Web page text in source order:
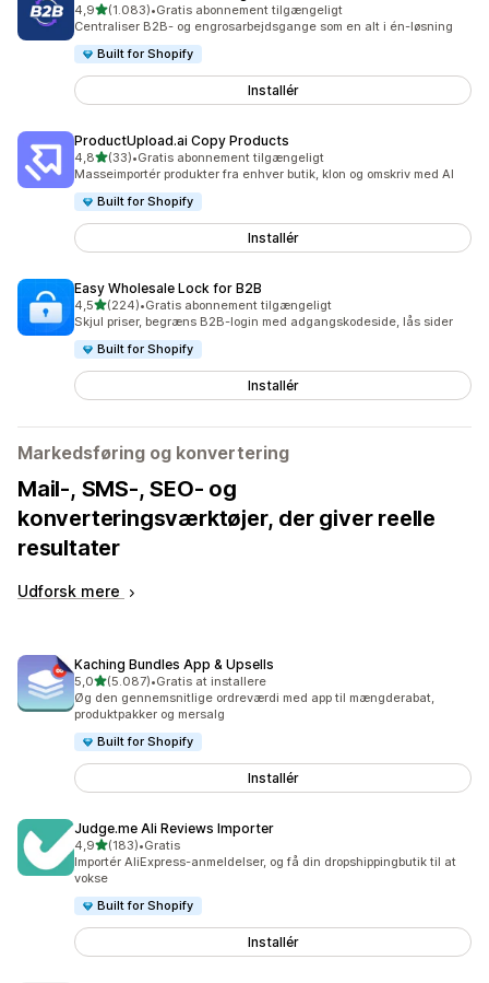
4,9ud af 5 stjerner
(1.083)
1083 anmeldelser i alt
•Gratis abonnement tilgængeligt
Centraliser B2B- og engrosarbejdsgange som en alt i én-løsning
Built for Shopify
Installér
ProductUpload.ai Copy Products
4,8ud af 5 stjerner
(33)
33 anmeldelser i alt
•Gratis abonnement tilgængeligt
Masseimportér produkter fra enhver butik, klon og omskriv med AI
Built for Shopify
Installér
Easy Wholesale Lock for B2B
4,5ud af 5 stjerner
(224)
224 anmeldelser i alt
•Gratis abonnement tilgængeligt
Skjul priser, begræns B2B-login med adgangskodeside, lås sider
Built for Shopify
Installér
Markedsføring og konvertering
Mail-, SMS-, SEO- og
konverteringsværktøjer, der giver reelle
resultater
Udforsk mere
Kaching Bundles App & Upsells
5,0ud af 5 stjerner
(5.087)
5087 anmeldelser i alt
•Gratis at installere
Øg den gennemsnitlige ordreværdi med app til mængderabat,
produktpakker og mersalg
Built for Shopify
Installér
Judge.me Ali Reviews Importer
4,9ud af 5 stjerner
(183)
183 anmeldelser i alt
•Gratis
Importér AliExpress-anmeldelser, og få din dropshippingbutik til at
vokse
Built for Shopify
Installér